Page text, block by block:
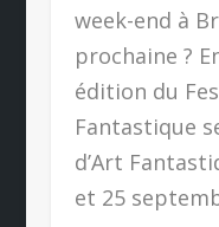
week-end à
prochaine ?
édition du
Fantastique
d’Art
et 25